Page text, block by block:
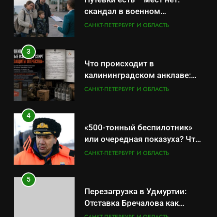
скандал в военном
санатории Владивостока
САНКТ-ПЕТЕРБУРГ И ОБЛАСТЬ
3
Что происходит в
калининградском анклаве:
военные изымают спирт «для
САНКТ-ПЕТЕРБУРГ И ОБЛАСТЬ
4
«500-тонный беспилотник»
или очередная показуха? Что
скрывает российский ВМФ
САНКТ-ПЕТЕРБУРГ И ОБЛАСТЬ
5
Перезагрузка в Удмуртии:
Отставка Бречалова как
результат управленческих